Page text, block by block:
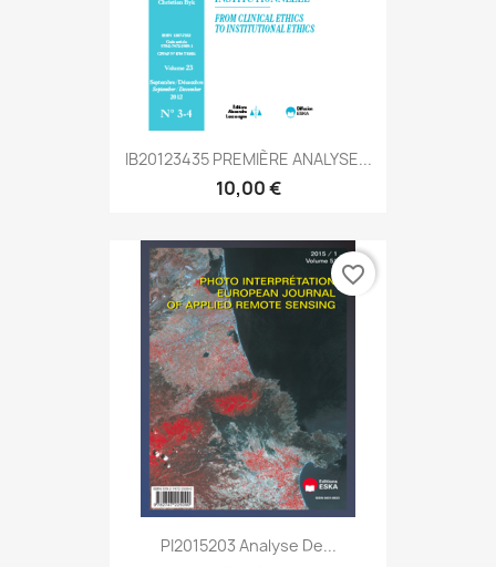
IB20123435 PREMIÈRE ANALYSE...
10,00 €
PI2015203 Analyse De...
favorite_border